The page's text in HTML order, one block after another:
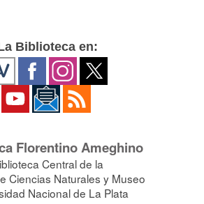
Biblioteca en:
Florentino Ameghino
Central de la
Ciencias Naturales y Museo
Nacional de La Plata